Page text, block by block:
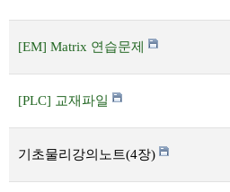
[EM] Matrix 연습문제
[PLC] 교재파일
기초물리강의노트(4장)